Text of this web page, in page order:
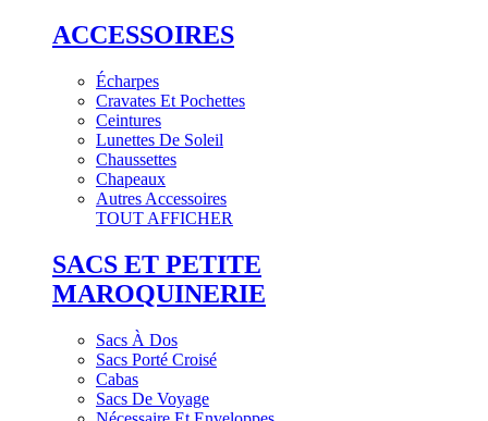
ACCESSOIRES
Écharpes
Cravates Et Pochettes
Ceintures
Lunettes De Soleil
Chaussettes
Chapeaux
Autres Accessoires
TOUT AFFICHER
SACS ET PETITE
MAROQUINERIE
Sacs À Dos
Sacs Porté Croisé
Cabas
Sacs De Voyage